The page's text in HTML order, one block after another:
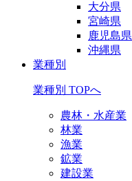
大分県
宮崎県
鹿児島県
沖縄県
業種別
業種別 TOPへ
農林・水産業
林業
漁業
鉱業
建設業